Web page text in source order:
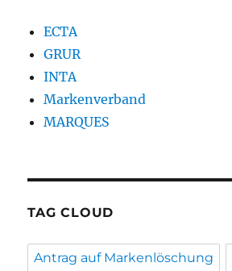
ECTA
GRUR
INTA
Markenverband
MARQUES
TAG CLOUD
Antrag auf Markenlöschung